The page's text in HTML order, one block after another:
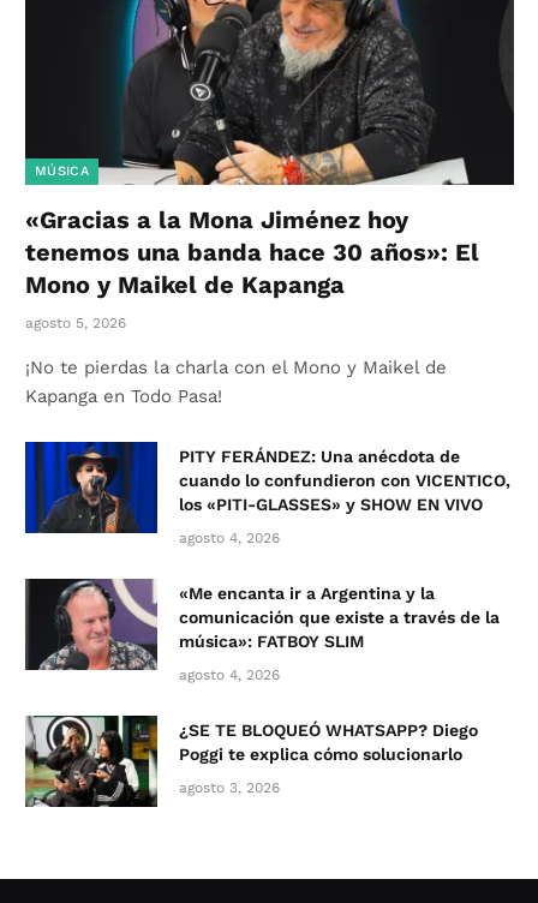
MÚSICA
«Gracias a la Mona Jiménez hoy
tenemos una banda hace 30 años»: El
Mono y Maikel de Kapanga
agosto 5, 2026
¡No te pierdas la charla con el Mono y Maikel de
Kapanga en Todo Pasa!
PITY FERÁNDEZ: Una anécdota de
cuando lo confundieron con VICENTICO,
los «PITI-GLASSES» y SHOW EN VIVO
agosto 4, 2026
«Me encanta ir a Argentina y la
comunicación que existe a través de la
música»: FATBOY SLIM
agosto 4, 2026
¿SE TE BLOQUEÓ WHATSAPP? Diego
Poggi te explica cómo solucionarlo
agosto 3, 2026